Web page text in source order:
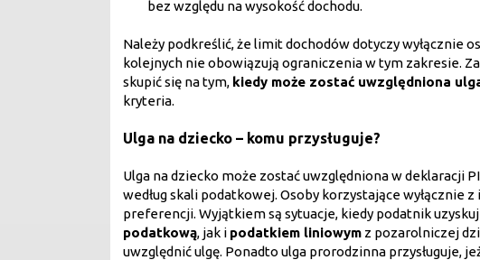
bez względu na wysokość dochodu.
Należy podkreślić, że limit dochodów dotyczy wyłącznie
kolejnych nie obowiązują ograniczenia w tym zakresie.
skupić się na tym, kiedy może zostać uwzględniona
kryteria.
Ulga na dziecko – komu przysługuje?
Ulga na dziecko może zostać uwzględniona w deklaracji
według skali podatkowej. Osoby korzystające
preferencji. Wyjątkiem są sytuacje, kiedy podatnik
podatkową, jak i podatkiem liniowym z pozarolniczej
uwzględnić ulgę. Ponadto ulga prorodzinna przysługuje,